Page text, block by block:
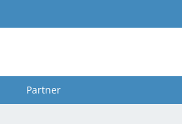
Partner